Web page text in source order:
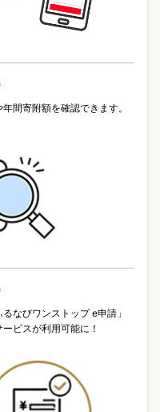
間寄附額を確認できます。
なびワンストップ e申請」
ビスが利用可能に！